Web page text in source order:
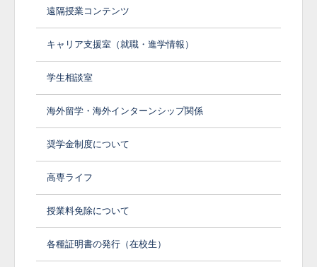
遠隔授業コンテンツ
キャリア支援室（就職・進学情報）
学生相談室
海外留学・海外インターンシップ関係
奨学金制度について
高専ライフ
授業料免除について
各種証明書の発行（在校生）